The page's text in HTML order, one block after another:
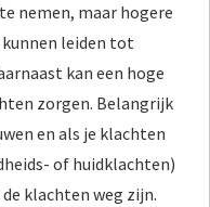
nemen, maar hogere
leiden tot
kan een hoge
zorgen. Belangrijk
en als je klachten
of huidklachten)
klachten weg zijn.